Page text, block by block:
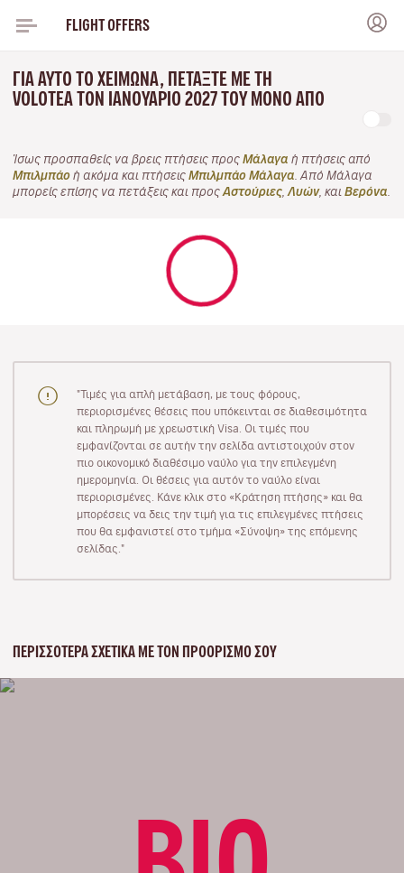
FLIGHT OFFERS
ΓΙΑ ΑΥΤΌ ΤΟ ΧΕΙΜΏΝΑ, ΠΕΤΆΞΤΕ ΜΕ ΤΗ
VOLOTEA ΤΟΝ ΙΑΝΟΥΆΡΙΟ 2027 ΤΟΥ ΜΌΝΟ ΑΠΌ
Ίσως προσπαθείς να βρεις πτήσεις προς Μάλαγα ή πτήσεις από
Μπιλμπάο ή ακόμα και πτήσεις Μπιλμπάο Μάλαγα . Από Μάλαγα
μπορείς επίσης να πετάξεις και προς Αστούριες Λυών, και Βερόνα
"Τιμές για απλή μετάβαση, με τους φόρους,
περιορισμένες θέσεις που υπόκεινται σε διαθεσιμότητα
και πληρωμή με χρεωστική Visa. Οι τιμές που
εμφανίζονται σε αυτήν την σελίδα αντιστοιχούν στον
πιο οικονομικό διαθέσιμο ναύλο για την επιλεγμένη
ημερομηνία. Οι θέσεις για αυτόν το ναύλο είναι
περιορισμένες. Κάνε κλικ στο «Κράτηση πτήσης» και θα
μπορέσεις να δεις την τιμή για τις επιλεγμένες πτήσεις
που θα εμφανιστεί στο τμήμα «Σύνοψη» της επόμενης
σελίδας."
ΠΕΡΙΣΣΌΤΕΡΑ ΣΧΕΤΙΚΆ ΜΕ ΤΟΝ ΠΡΟΟΡΙΣΜΌ ΣΟΥ